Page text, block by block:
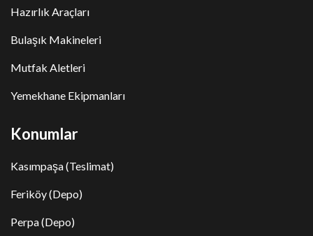
Hazırlık Araçları
Bulaşık Makineleri
Mutfak Aletleri
Yemekhane Ekipmanları
Konumlar
Kasımpaşa (Teslimat)
Feriköy (Depo)
Perpa (Depo)